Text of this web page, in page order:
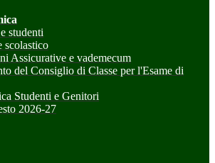
studenti
scolastico
Assicurative e vademecum
del Consiglio di Classe per l'Esame di
Studenti e Genitori
2026-27